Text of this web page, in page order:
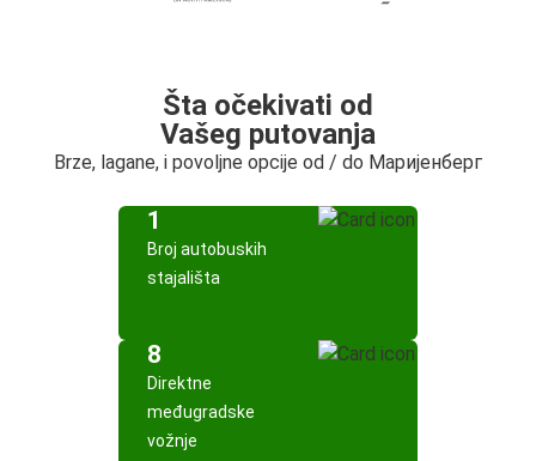
Šta očekivati od
Vašeg putovanja
Brze, lagane, i povoljne opcije od / do Маријенберг
1
Broj autobuskih
stajališta
8
Direktne
međugradske
vožnje